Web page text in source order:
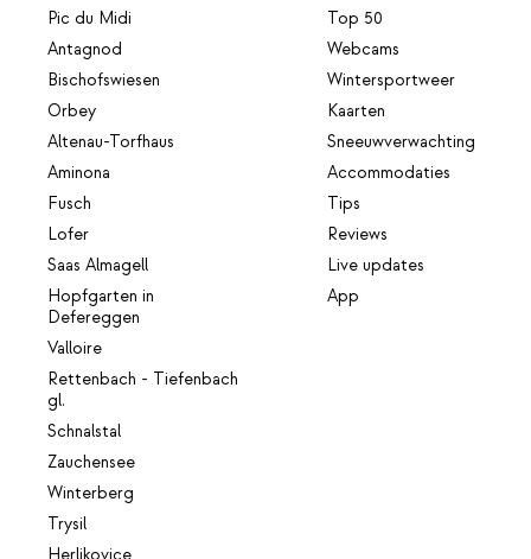
Pic du Midi
Antagnod
Bischofswiesen
Orbey
Altenau-Torfhaus
Aminona
Fusch
Lofer
Saas Almagell
Hopfgarten in
Defereggen
Valloire
Rettenbach - Tiefenbach
gl.
Schnalstal
Zauchensee
Winterberg
Trysil
Top 50
Webcams
Wintersportweer
Kaarten
Sneeuwverwachting
Accommodaties
Tips
Reviews
Live updates
App